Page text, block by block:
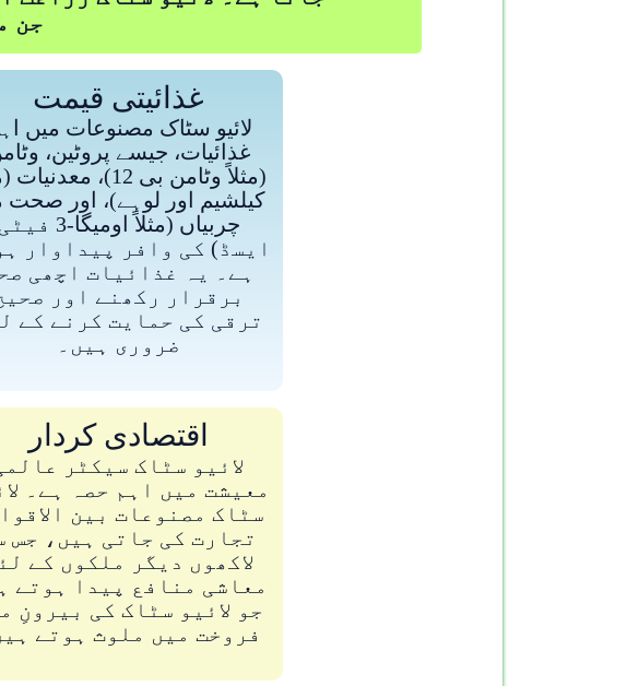
جن
غذائیتی قیمت
لائیو سٹاک مصنوعات میں
غذائیات، جیسے پروٹین،
(مثلاً وٹامن بی 12)،
کیلشیم اور لوہے)، اور صحت
چربیاں (مثلاً اومیگا-3 فیٹی
ایسڈ) کی وافر پیداوار
ہے۔ یہ غذائیات اچھی
برقرار رکھنے اور
ترقی کی حمایت کرنے کے
ضروری ہیں۔
اقتصادی کردار
لائیو سٹاک سیکٹر
معیشت میں اہم حصہ ہے۔
سٹاک مصنوعات بین
تجارت کی جاتی ہیں، جس
لاکھوں دیگر ملکوں کے
معاشی منافع پیدا ہوتے
جو لائیو سٹاک کی بیرونِ
فروخت میں ملوث ہوتے